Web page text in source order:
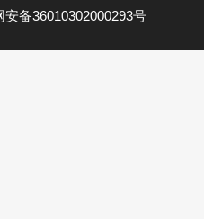
安备36010302000293号